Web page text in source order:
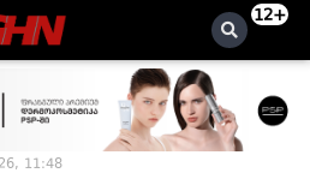
12+
11:48